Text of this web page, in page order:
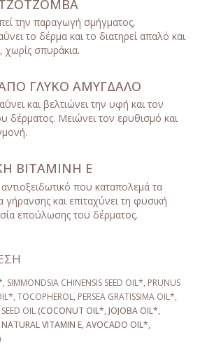
την παραγωγή σμήγματος,
το δέρμα και το διατηρεί απαλό και
χωρίς σπυράκια.
ΓΛΥΚΟ ΑΜΥΓΔΑΛΟ
και βελτιώνει την υφή και τον
δέρματος. Μειώνει τον ερυθισμό και
ΒΙΤΑΜΙΝΗ Ε
που καταπολεμά τα
γήρανσης και επιταχύνει τη φυσική
επούλωσης του δέρματος.
SIMMONDSIA CHINENSIS SEED OIL*, PRUNUS
TOCOPHEROL, PERSEA GRATISSIMA OIL*,
OIL(COCONUT OIL*, JOJOBA OIL*,
VITAMIN E, AVOCADO OIL*,